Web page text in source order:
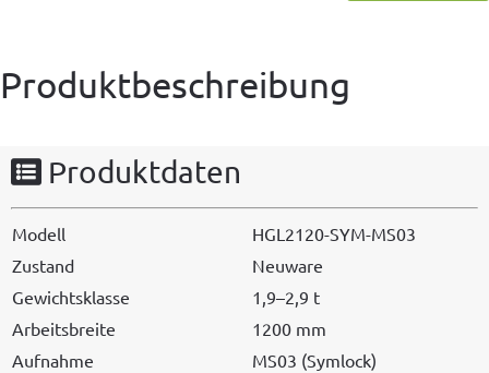
Produktbeschreibung
Produktdaten
Mod­ell
HGL2120-SYM-MS03
Zus­tand
Neuware
Gewicht­sklasse
1,9–2,9 t
Arbeits­bre­ite
1200 mm
Auf­nahme
MS03 (Sym­lock)